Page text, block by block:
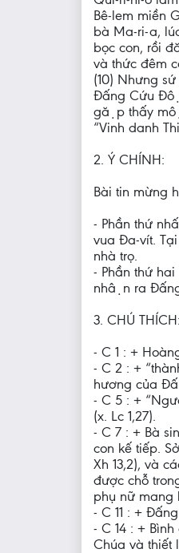
Bê-lem miền
bà Ma-ri-a,
bọc con, rồi
và thức đêm
(10) Nhưng
Đấng Cứu Độ
gặp thấy một
“Vinh danh
2. Ý CHÍNH:
Bài tin mừng
- Phần thứ
vua Đa-vít.
nhà trọ.
- Phần thứ
nhận ra Đấng
3. CHÚ THÍCH:
- C 1 : +
- C 2 : +
hương của
- C 5 : +
(x. Lc 1,27).
- C 7 : + Bà
con kế tiếp.
Xh 13,2), và
được chỗ
phụ nữ mang
- C 11 : +
- C 14 : +
Chúa và